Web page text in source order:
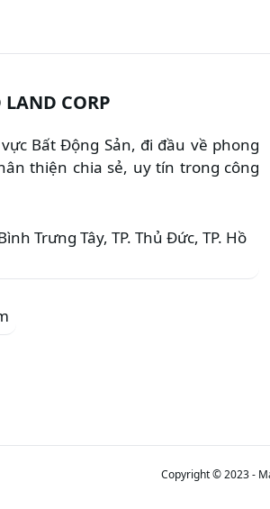
CORP
Bất Động Sản, đi đầu về phong
thiện chia sẻ, uy tín trong công
Trưng Tây, TP. Thủ Đức, TP. Hồ
Copyright © 2023 -